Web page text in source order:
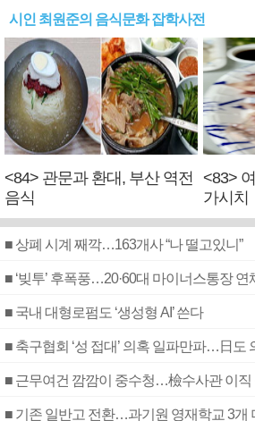
시인 최원준의 음식문화 잡학사전
<84> 관문과 환대, 부산 역전
음식
<83>
가시치
■ 상폐 시계 째깍…163개사 “나 떨고있니”
■ ‘빚투’ 후폭풍…20·60대 마이너스통장 연
■ 국내 대형로펌도 ‘생성형 AI’ 쓴다
■ 근무여건 깜깜이 중수청…檢수사관 이직
■ 기존 일반고 전환…과기원 영재학교 3개